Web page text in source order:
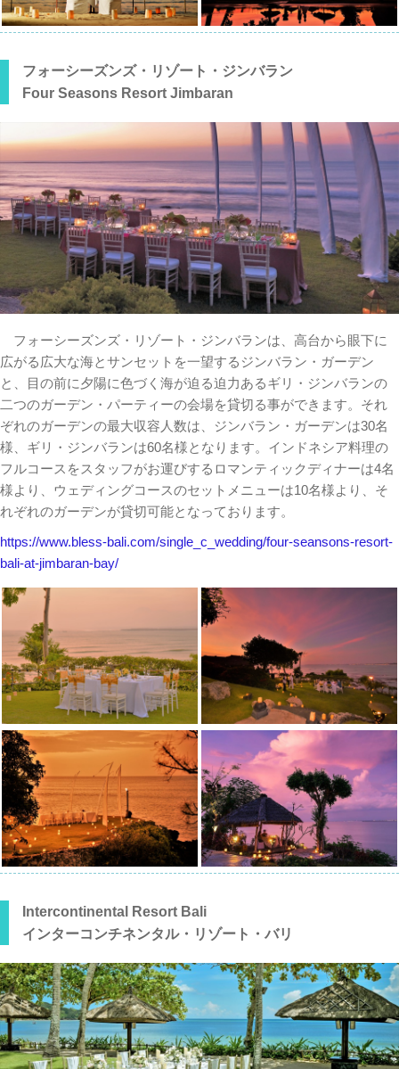
フォーシーズンズ・リゾート・ジンバラン
Four Seasons Resort Jimbaran
フォーシーズンズ・リゾート・ジンバランは、高台から眼下に
広がる広大な海とサンセットを一望するジンバラン・ガーデン
と、目の前に夕陽に色づく海が迫る迫力あるギリ・ジンバランの
二つのガーデン・パーティーの会場を貸切る事ができます。それ
ぞれのガーデンの最大収容人数は、ジンバラン・ガーデンは30名
様、ギリ・ジンバランは60名様となります。インドネシア料理の
フルコースをスタッフがお運びするロマンティックディナーは4名
様より、ウェディングコースのセットメニューは10名様より、そ
れぞれのガーデンが貸切可能となっております。
https://www.bless-bali.com/single_c_wedding/four-seansons-resort-
bali-at-jimbaran-bay/
Intercontinental Resort Bali
インターコンチネンタル・リゾート・バリ